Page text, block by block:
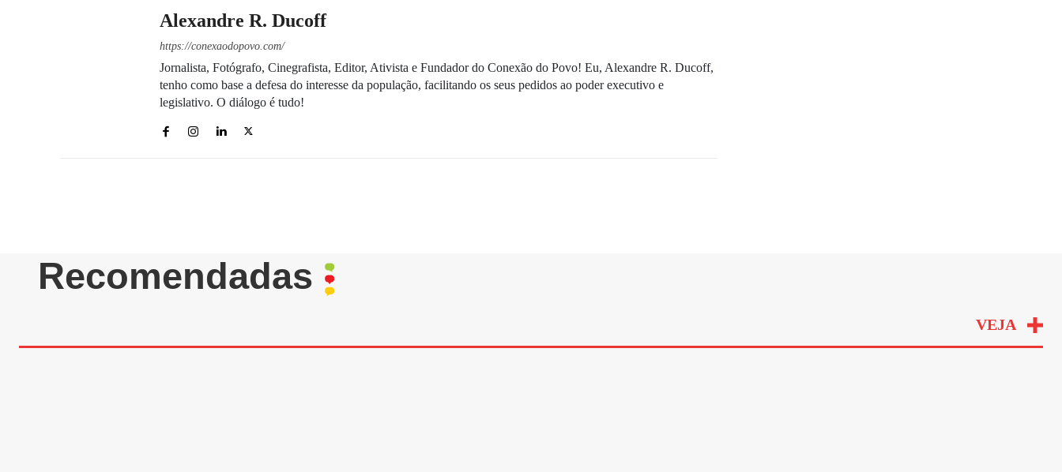
Alexandre R. Ducoff
https://conexaodopovo.com/
Jornalista, Fotógrafo, Cinegrafista, Editor, Ativista e Fundador do Conexão do Povo! Eu, Alexandre R. Ducoff,
tenho como base a defesa do interesse da população, facilitando os seus pedidos ao poder executivo e
legislativo. O diálogo é tudo!
Recomendadas
VEJA